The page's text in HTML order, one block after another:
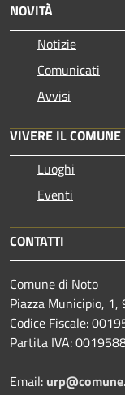
NOVITÀ
Notizie
Comunicati
Avvisi
VIVERE IL COMUNE
Luoghi
Eventi
CONTATTI
Comune di Noto
Piazza Municipio, 1,
Codice Fiscale:
Partita IVA:
Email: